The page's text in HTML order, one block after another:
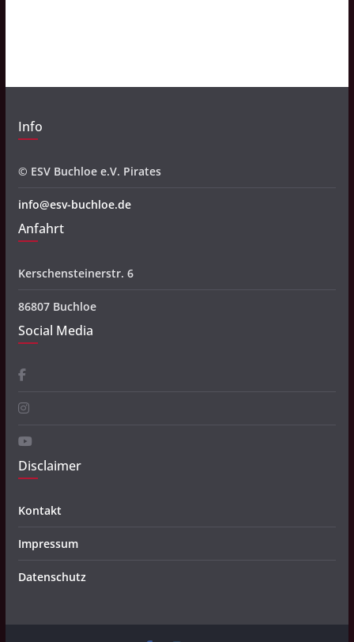
Info
© ESV Buchloe e.V. Pirates
info@esv-buchloe.de
Anfahrt
Kerschensteinerstr. 6
86807 Buchloe
Social Media
Disclaimer
Kontakt
Impressum
Datenschutz